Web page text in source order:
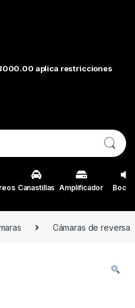
aplica restricciones
Canastillas Amplificador
Cámaras de reversa